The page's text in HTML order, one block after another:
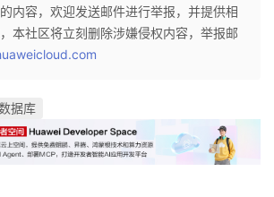
内容，欢迎发送邮件进行举报，并提供相
本社区将立刻删除涉嫌侵权内容，举报邮
据库